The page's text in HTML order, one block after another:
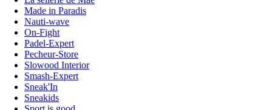
Made in Paradis
Nauti-wave
On-Fight
Padel-Expert
Pecheur-Store
Slowood Interior
Smash-Expert
Sneak'In
Sneakids